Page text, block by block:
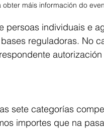
obter máis información do
persoas individuais e
reguladoras. No
sete categorías
importes que na